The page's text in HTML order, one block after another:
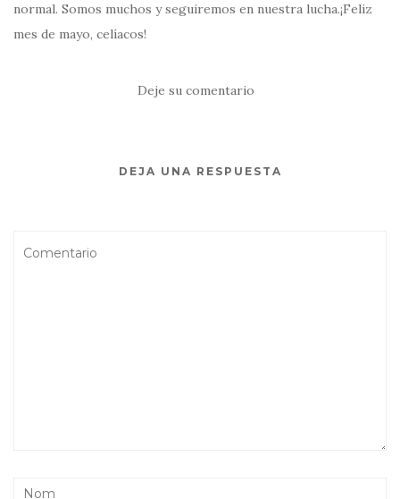
normal. Somos muchos y seguiremos en nuestra lucha.¡Feliz
mes de mayo, celíacos!
Deje su comentario
DEJA UNA RESPUESTA